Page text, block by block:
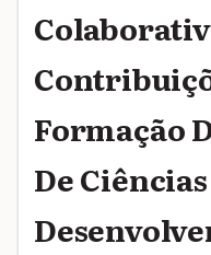
Formação
De